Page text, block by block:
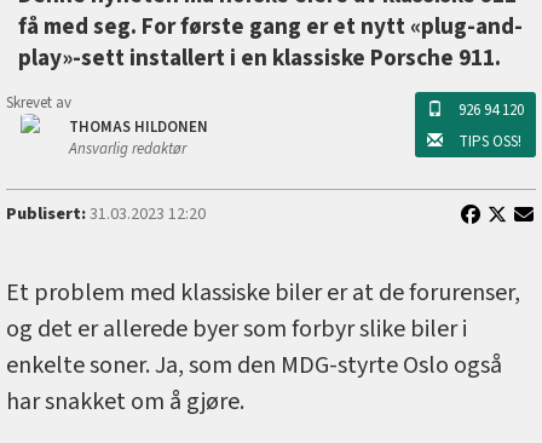
få med seg. For første gang er et nytt «plug-and-
play»-sett installert i en klassiske Porsche 911.
Skrevet av
THOMAS HILDONEN
Ansvarlig redaktør
926 94 120
TIPS OSS!
Publisert:31.03.2023 12:20
Et problem med klassiske biler er at de forurenser,
og det er allerede byer som forbyr slike biler i
enkelte soner. Ja, som den MDG-styrte Oslo også
har snakket om å gjøre.